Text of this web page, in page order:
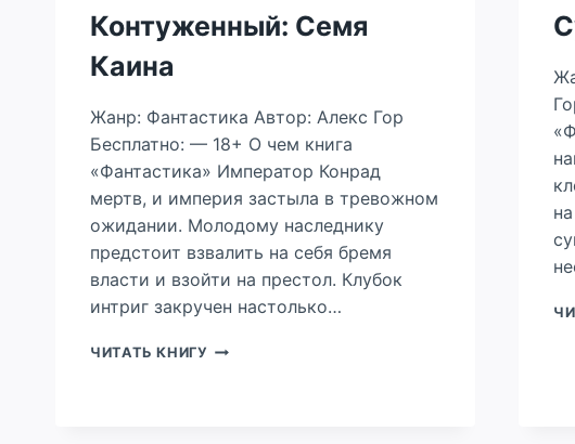
Контуженный: Семя
Каина
Жанр: Фантастика Автор: Алекс Гор
Бесплатно: — 18+ О чем книга
«Фантастика» Император Конрад
мертв, и империя застыла в тревожном
ожидании. Молодому наследнику
предстоит взвалить на себя бремя
власти и взойти на престол. Клубок
интриг закручен настолько…
ЧИТАТЬ КНИГУ КОНТУЖЕННЫЙ: